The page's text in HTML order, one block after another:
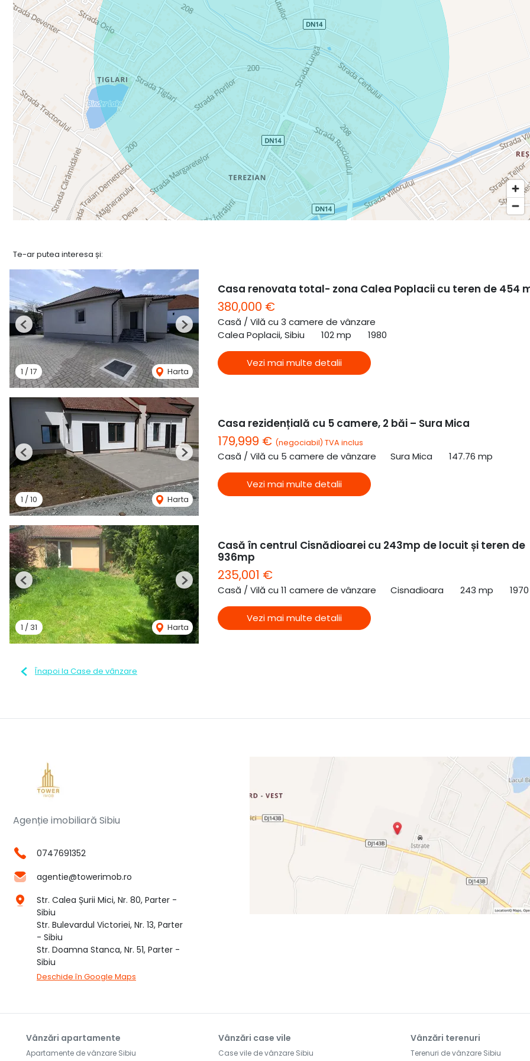
Te-ar putea interesa și:
1 /17 Harta
Previous Next
Casa renovata total- zona Calea Poplacii cu teren de 454
380,000 €
Casă / Vilă cu 3 camere de vânzare
Calea Poplacii, Sibiu
102 mp 1980
Vezi mai multe detalii
1 /10 Harta
Previous Next
Casa rezidențială cu 5 camere, 2 băi – Sura Mica
179,999 € (negociabil) TVA inclus
Casă / Vilă cu 5 camere de vânzare Sura Mica 147.76 mp
Vezi mai multe detalii
1 / 31 Harta
Previous Next
Casă în centrul Cisnădioarei cu 243mp de locuit și teren de
936mp
235,001 €
Casă / Vilă cu 11 camere de vânzare Cisnadioara 243 mp 1970
Vezi mai multe detalii
Înapoi la Case de vânzare
Agenție imobiliară Sibiu
0747691352
agentie@towerimob.ro
Str. Calea Șurii Mici, Nr. 80, Parter -
Sibiu
Str. Bulevardul Victoriei, Nr. 13, Parter
- Sibiu
Str. Doamna Stanca, Nr. 51, Parter -
Sibiu
Deschide în Google Maps
Vânzări apartamente
Apartamente de vânzare Sibiu
Vânzări case vile
Case vile de vânzare Sibiu
Vânzări terenuri
Terenuri de vânzare Sibiu